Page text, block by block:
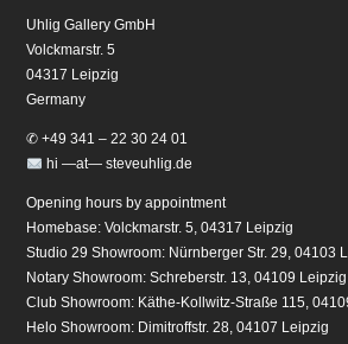
Uhlig Gallery GmbH
Volckmarstr. 5
04317 Leipzig
Germany
✆ +49 341 – 22 30 24 01
hi —at— steveuhlig.de
Opening hours by appointment
Homebase: Volckmarstr. 5, 04317 Leipzig
Studio 29 Showroom: Nürnberger Str. 29, 04103
Notary Showroom: Schreberstr. 13, 04109 Leipzig
Club Showroom: Käthe-Kollwitz-Straße 115,
Helo Showroom: Dimitroffstr. 28, 04107 Leipzig